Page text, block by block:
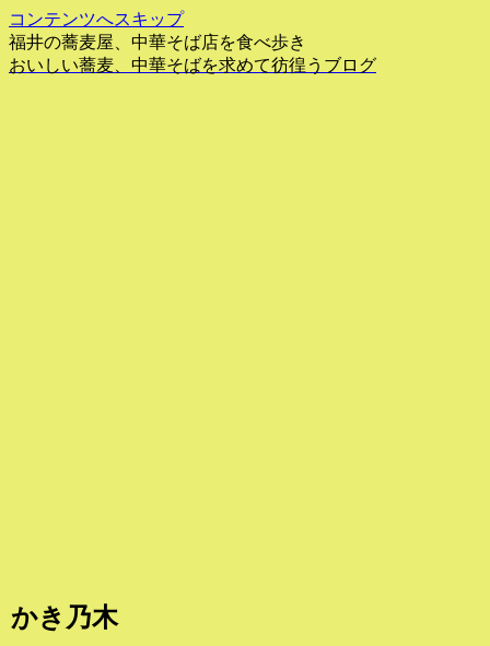
コンテンツへスキップ
福井の蕎麦屋、中華そば店を食べ歩き
おいしい蕎麦、中華そばを求めて彷徨うブログ
かき乃木